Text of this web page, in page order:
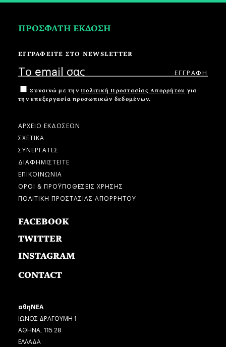
ΠΡΟΣΦΑΤΗ ΕΚΔΟΣΗ
ΕΓΓΡΑΦΕΙΤΕ ΣΤΟ NEWSLETTER
Συναινώ με την Πολιτική Προστασίας Απορρήτου για
την επεξεργασία προσωπικών δεδομένων.
ΑΡΧΕΙΟ ΕΚΔΟΣΕΩΝ
ΣΧΕΤΙΚΑ
ΣΥΝΕΡΓΑΤΕΣ
ΔΙΑΦΗΜΙΣΤΕΙΤΕ
ΕΠΙΚΟΙΝΩΝΙΑ
ΟΡΟΙ & ΠΡΟΫΠΟΘΕΣΕΙΣ ΧΡΗΣΗΣ
ΠΟΛΙΤΙΚΗ ΠΡΟΣΤΑΣΙΑΣ ΑΠΟΡΡΗΤΟΥ
FACEBOOK
TWITTER
INSTAGRAM
CONTACT
αθηΝΕΑ
ΙΩΝΟΣ ΔΡΑΓΟΥΜΗ 1
ΑΘΗΝΑ, 115 28
ΕΛΛΑΔΑ